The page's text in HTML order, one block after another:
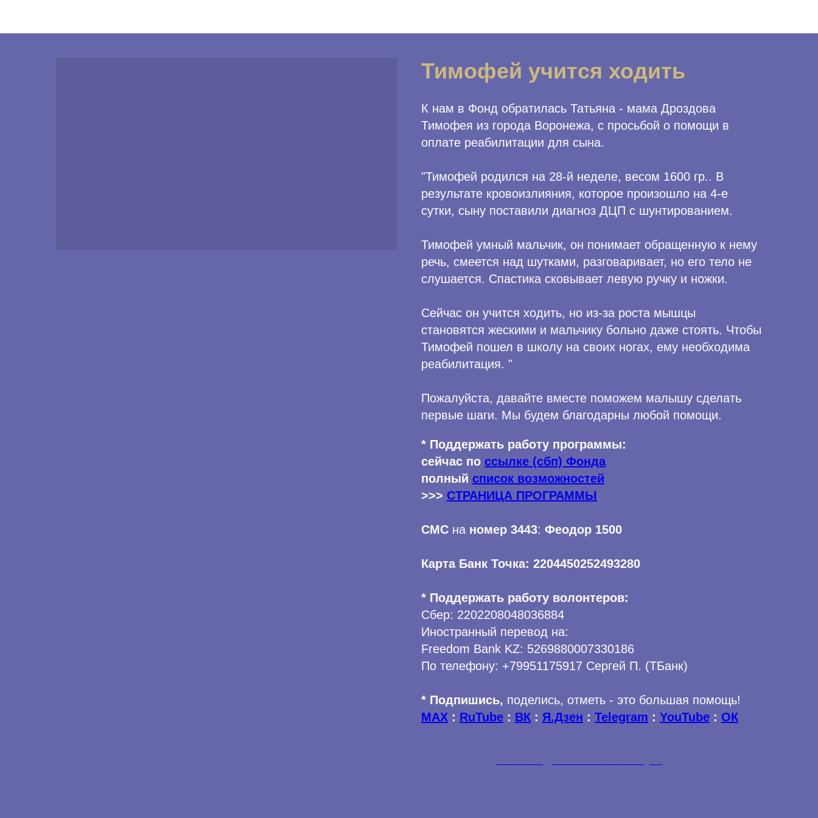
Тимофей учится ходить
К нам в Фонд обратилась Татьяна - мама Дроздова
Тимофея из города Воронежа, с просьбой о помощи в
оплате реабилитации для сына.
"Тимофей родился на 28-й неделе, весом 1600 гр.. В
результате кровоизлияния, которое произошло на 4-е
сутки, сыну поставили диагноз ДЦП с шунтированием.
Тимофей умный мальчик, он понимает обращенную к нему
речь, смеется над шутками, разговаривает, но его тело не
слушается. Спастика сковывает левую ручку и ножки.
Сейчас он учится ходить, но из-за роста мышцы
становятся жескими и мальчику больно даже стоять. Чтобы
Тимофей пошел в школу на своих ногах, ему необходима
реабилитация. "
Пожалуйста, давайте вместе поможем малышу сделать
первые шаги. Мы будем благодарны любой помощи.
* Поддержать работу программы:
сейчас по ссылке (сбп) Фонда
полный список возможностей
>>> СТРАНИЦА ПРОГРАММЫ
СМС на номер 3443: Феодор 1500
Карта Банк Точка: 2204450252493280
* Поддержать работу волонтеров:
Сбер: 2202208048036884
Иностранный перевод на:
Freedom Bank KZ: 5269880007330186
По телефону: +79951175917 Сергей П. (ТБанк)
* Подпишись, поделись, отметь - это большая помощь!
MAX : RuTube : ВК : Я.Дзен : Telegram : YouTube : ОК